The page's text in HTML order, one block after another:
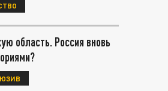
область. Россия вновь